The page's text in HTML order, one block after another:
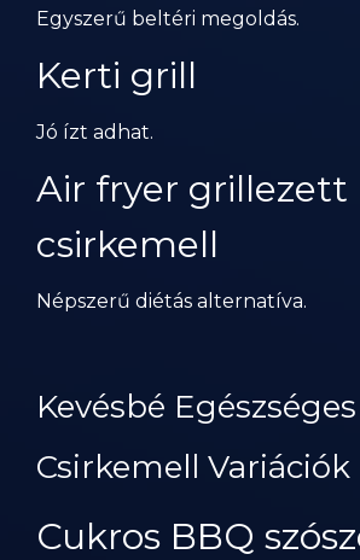
Egyszerű beltéri megoldás.
Kerti grill
Jó ízt adhat.
Air fryer grillezett
csirkemell
Népszerű diétás alternatíva.
Kevésbé
Csirkemell Variációk
Cukros BBQ